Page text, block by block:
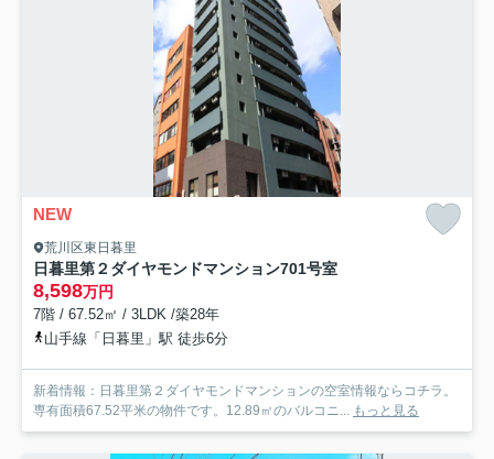
NEW
荒川区東日暮里
日暮里第２ダイヤモンドマンション701号室
8,598万円
7階 / 67.52㎡ / 3LDK /築28年
山手線「日暮里」駅 徒歩6分
新着情報：日暮里第２ダイヤモンドマンションの空室情報ならコチラ。
専有面積67.52平米の物件です。12.89㎡のバルコニ... もっと見る